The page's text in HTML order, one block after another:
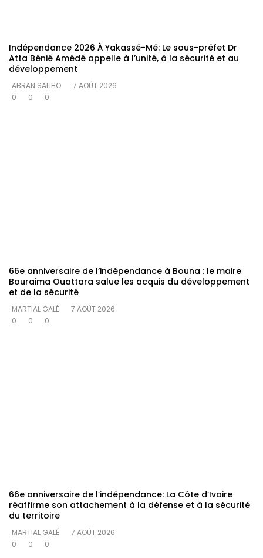
Indépendance 2026 À Yakassé-Mé: Le sous-préfet Dr
Atta Bénié Amédé appelle à l’unité, à la sécurité et au
développement
ABRAN SALIHO
7 AOÛT 2026
0
0 0
66e anniversaire de l’indépendance à Bouna : le maire
Bouraima Ouattara salue les acquis du développement
et de la sécurité
MARTIAL GALÉ
7 AOÛT 2026
0
0 0
66e anniversaire de l’indépendance: La Côte d’Ivoire
réaffirme son attachement à la défense et à la sécurité
du territoire
MARTIAL GALÉ
7 AOÛT 2026
0
0 0